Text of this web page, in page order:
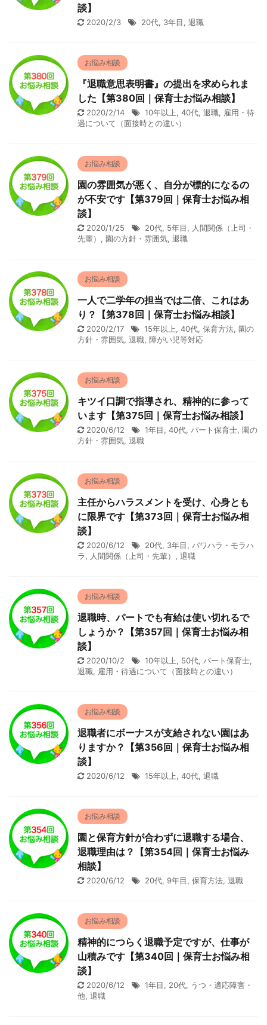
談】
2020/2/3 20代, 3年目, 退職
お悩み相談
『退職意思表明書』の提出を求められま
した【第380回｜保育士お悩み相談】
2020/2/14 10年以上, 40代, 退職, 雇用・待
遇について（面接時との違い）
お悩み相談
園の雰囲気が悪く、自分が標的になるの
が不安です【第379回｜保育士お悩み相
談】
2020/1/25 20代, 5年目, 人間関係（上司・
先輩） , 園の方針・雰囲気, 退職
お悩み相談
一人で二学年の担当では二倍、これはあ
り？【第378回｜保育士お悩み相談】
2020/2/17 15年以上, 40代, 保育方法, 園の
方針・雰囲気, 退職, 障がい児等対応
お悩み相談
キツイ口調で指導され、精神的に参って
います【第375回｜保育士お悩み相談】
2020/6/12 1年目, 40代, パート保育士, 園の
方針・雰囲気, 退職
お悩み相談
主任からハラスメントを受け、心身とも
に限界です【第373回｜保育士お悩み相
談】
2020/6/12 20代, 3年目, パワハラ・モラハ
ラ, 人間関係（上司・先輩） , 退職
お悩み相談
退職時、パートでも有給は使い切れるで
しょうか？【第357回｜保育士お悩み相
談】
2020/10/2 10年以上, 50代, パート保育士,
退職, 雇用・待遇について（面接時との違い）
お悩み相談
退職者にボーナスが支給されない園はあ
りますか？【第356回｜保育士お悩み相
談】
2020/6/12 15年以上, 40代, 退職
お悩み相談
園と保育方針が合わずに退職する場合、
退職理由は？【第354回｜保育士お悩み
相談】
2020/6/12 20代, 9年目, 保育方法, 退職
お悩み相談
精神的につらく退職予定ですが、仕事が
山積みです【第340回｜保育士お悩み相
談】
2020/6/12 1年目, 20代, うつ・適応障害・
他, 退職